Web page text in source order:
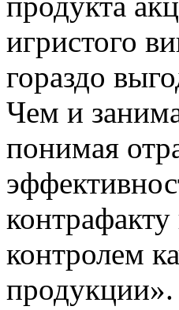
игристого
гораздо
Чем и
понимая
контролем
продукции».